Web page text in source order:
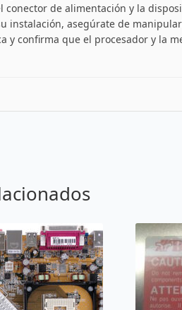
conector de alimentación y la
instalación, asegúrate de
y confirma que el procesador y la